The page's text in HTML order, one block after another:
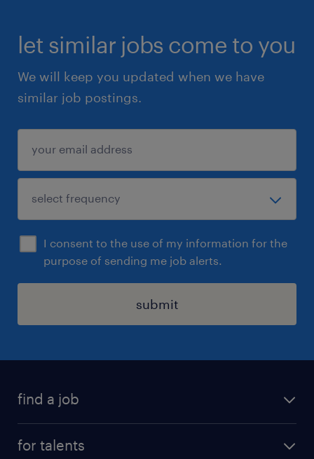
let similar jobs come to you
We will keep you updated when we have
similar job postings.
I consent to the use of my information for the
purpose of sending me job alerts.
submit
find a job
for talents